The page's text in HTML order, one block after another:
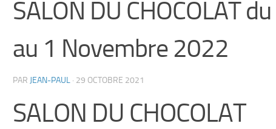
SALON DU CHOCOLAT
au 1 Novembre 2022
PAR JEAN-PAUL · 29 OCTOBRE 2021
SALON DU CHOCOLAT